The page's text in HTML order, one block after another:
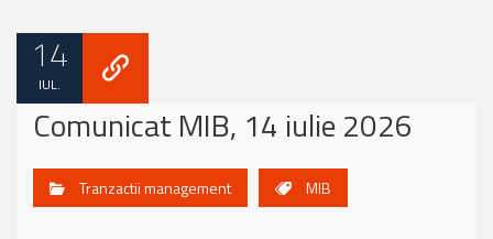
14
IUL.
Comunicat MIB, 14 iulie 2026
Tranzactii management MIB